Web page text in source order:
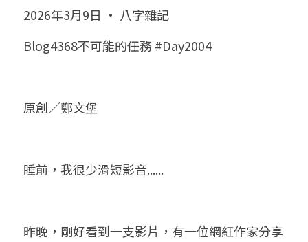
心靈成長
人氣最高
臉書生活
團隊訓練營
八字視頻
線上直播
八字初階班1
八字初階班2
八字中階班
五人實戰班
五行計算高階班
命理商城
八字完整班
科學八字推理PDF
小兒命名
我的著作
科學八字推理2
科學八字輕鬆學
批命預約
常見問題
登錄/註冊
繁體中文
support@p8zicourse.com
2026年3月9日 · 八字雜記
Blog4368不可能的任務 #Day2004
原創／鄭文堡
睡前，我很少滑短影音......
昨晚，剛好看到一支影片，有一位網紅作家分享